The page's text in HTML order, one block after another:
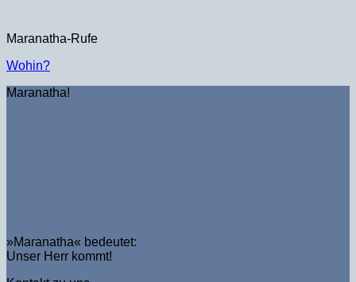
Maranatha-Rufe
Wohin?
Maranatha!
»Maranatha« bedeutet:
Unser Herr kommt!